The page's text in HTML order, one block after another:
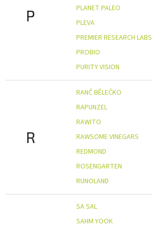
P
PLANET PALEO
PLEVA
PREMIER RESEARCH LABS
PROBIO
PURITY VISION
R
RANČ BĚLEČKO
RAPUNZEL
RAWITO
RAWSOME VINEGARS
REDMOND
ROSENGARTEN
RUNOLAND
SA SAL
SAHM YOOK